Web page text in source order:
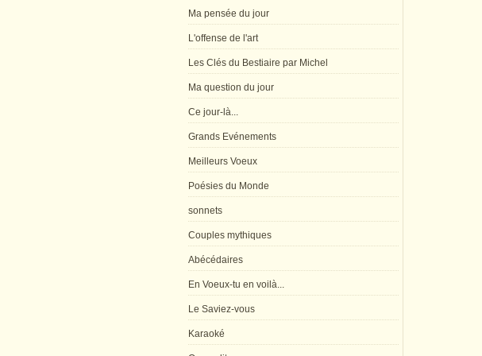
Ma pensée du jour
L'offense de l'art
Les Clés du Bestiaire par Michel
Ma question du jour
Ce jour-là...
Grands Evénements
Meilleurs Voeux
Poésies du Monde
sonnets
Couples mythiques
Abécédaires
En Voeux-tu en voilà...
Le Saviez-vous
Karaoké